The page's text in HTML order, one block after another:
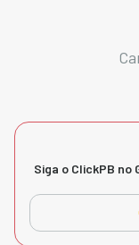
Siga o ClickPB no